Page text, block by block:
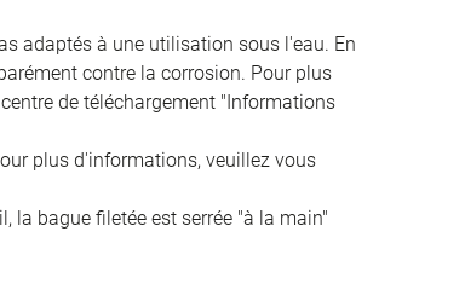
adaptés à une utilisation sous l'eau. En
contre la corrosion. Pour plus
de téléchargement "Informations
plus d'informations, veuillez vous
la bague filetée est serrée "à la main"